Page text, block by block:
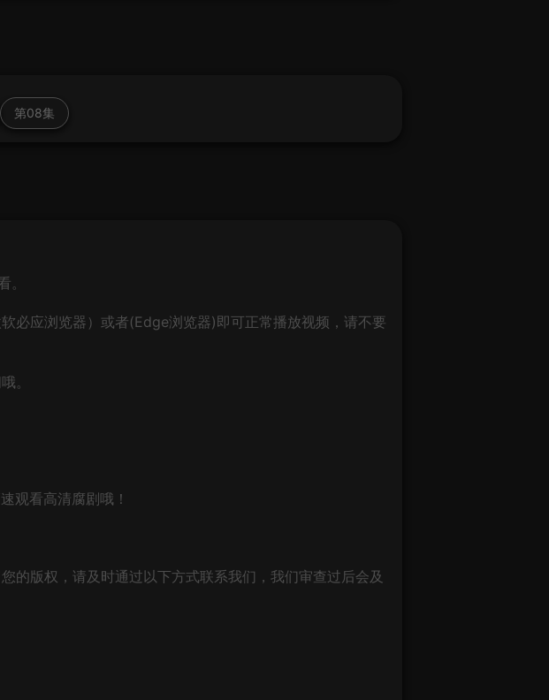
第08集
。
必应浏览器）或者(Edge浏览器)即可正常播放视频，请不要
。
观看高清腐剧哦！
的版权，请及时通过以下方式联系我们，我们审查过后会及